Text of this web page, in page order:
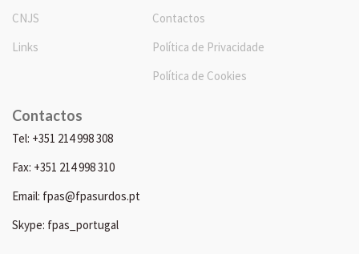
CNJS
Links
Contactos
Política de Privacidade
Política de Cookies
Contactos
Tel: +351 214 998 308
Fax: +351 214 998 310
Email: fpas@fpasurdos.pt
Skype: fpas_portugal